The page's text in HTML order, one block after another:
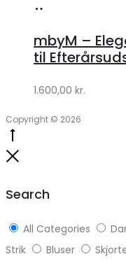
Lykke
Lykke
mbyM –
til
1.600,00 kr.
Copyright © 2026
Search
All Categories
Strik
Bluser